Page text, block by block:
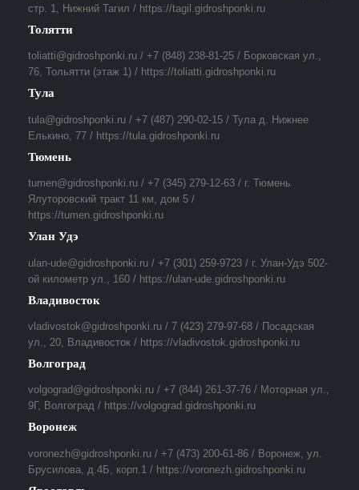
стр. 1, Нижний Тагил / https://tagil.gidroshponki.ru
Толятти
toliatti@gidroshponki.ru / +7 (848) 238-81-25 / Борковская ул.,
76, Тольятти (этаж 1) / https://toliatti.gidroshponki.ru
Тула
tula@gidroshponki.ru / +7 (487) 290-02-15 / Тула д. Нижнее
Елькино, 77 / https://tula.gidroshponki.ru
Тюмень
tumen@gidroshponki.ru / +7 (345) 279-12-63 / г. Тюмень
Ялуторовский тракт 11 км, дом 5 /
https://tumen.gidroshponki.ru
Улан Удэ
ulan-ude@gidroshponki.ru / +7 (301) 259-9723 / г. Улан-Удэ 502-
ой километр ул., 160 / https://ulan-ude.gidroshponki.ru
Владивосток
vladivostok@gidroshponki.ru / 7 (423) 279-97-68 / Посадская
ул., 20, Владивосток / https://vladivostok.gidroshponki.ru
Волгоград
volgograd@gidroshponki.ru / +7 (844) 261-37-76 / Моторная ул.,
9Г, Волгоград / https://volgograd.gidroshponki.ru
Воронеж
voronezh@gidroshponki.ru / +7 (473) 200-61-86 / Воронеж, ул.
Брусилова, д.4Б, корп.1 / https://voronezh.gidroshponki.ru